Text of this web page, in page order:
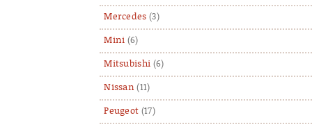
Mercedes (3)
Mini (6)
Mitsubishi (6)
Nissan (11)
Peugeot (17)